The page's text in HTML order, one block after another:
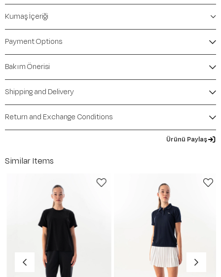
Kumaş İçeriği
Payment Options
Bakım Önerisi
Shipping and Delivery
Return and Exchange Conditions
Ürünü Paylaş
Similar Items